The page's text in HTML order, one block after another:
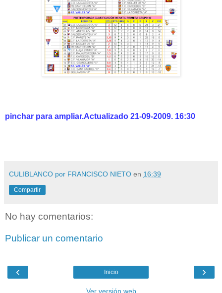
pinchar para ampliar.Actualizado 21-09-2009. 16:30
CULIBLANCO por FRANCISCO NIETO en 16:39
Compartir
No hay comentarios:
Publicar un comentario
‹ ›
Inicio
Ver versión web